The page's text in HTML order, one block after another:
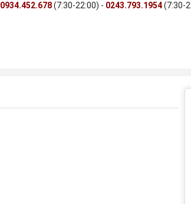
0934.452.678(7:30-22:00) - 0243.793.1954(7:30-